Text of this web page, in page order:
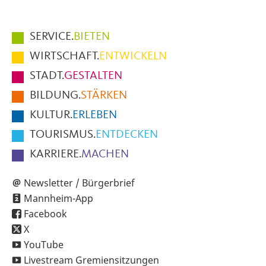
Hauptmenüpunkte
im
Fußbereich
der
Seite
SERVICE.BIETEN
WIRTSCHAFT.ENTWICKELN
STADT.GESTALTEN
BILDUNG.STÄRKEN
KULTUR.ERLEBEN
TOURISMUS.ENTDECKEN
KARRIERE.MACHEN
Newsletter / Bürgerbrief
Mannheim-App
Facebook
X
YouTube
Livestream Gremiensitzungen